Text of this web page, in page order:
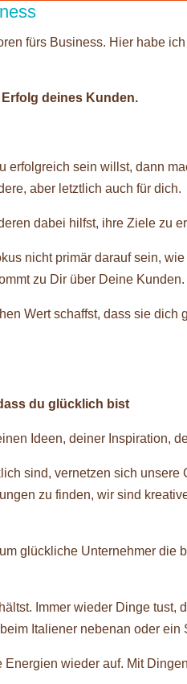
fürs Business. Hier habe
deines Kunden.
erfolgreich sein willst, dann
aber letztlich auch für dich.
dabei hilfst, ihre Ziele zu
nicht primär darauf sein,
zu Dir über Deine Kunden.
Wert schaffst, dass sie dich
du glücklich bist
Ideen, deiner Inspiration,
sind, vernetzen sich unsere
zu finden, wir sind
glückliche Unternehmer die
Immer wieder Dinge tust,
Italiener nebenan oder ein
wieder auf. Mit